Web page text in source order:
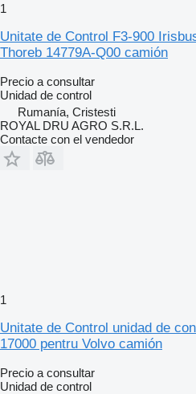
1
Unitate de Control F3-900
Thoreb 14779A-Q00 camión
Precio a consultar
Unidad de control
Rumanía, Cristesti
ROYAL DRU AGRO S.R.L.
Contacte con el vendedor
1
Unitate de Control unidad de
17000 pentru Volvo camión
Precio a consultar
Unidad de control